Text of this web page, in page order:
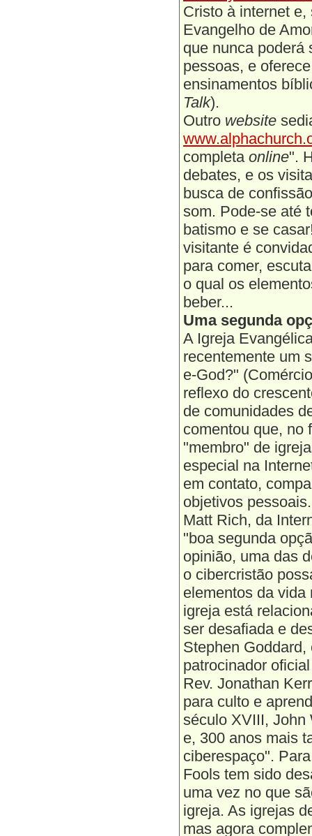
Cristo à internet
Evangelho de
que nunca poderá
pessoas, e
ensinamentos
Talk).
Outro website
completa online".
debates, e os
busca de
som. Pode-se até
batismo e se
visitante é
para comer,
o qual os
beber...
Uma segunda
A Igreja
recentemente um
e-God?"
reflexo do
de comunidades
comentou que, no
"membro" de
especial na
em contato,
objetivos pessoais.
Matt Rich, da
"boa segunda
opinião, uma das
o cibercristão
elementos da vida
igreja está
ser desafiada e
Stephen
patrocinador
Rev. Jonathan
para culto e
século XVIII, John
e, 300 anos mais
ciberespaço".
Fools tem sido
uma vez no que
igreja. As igrejas
mas agora